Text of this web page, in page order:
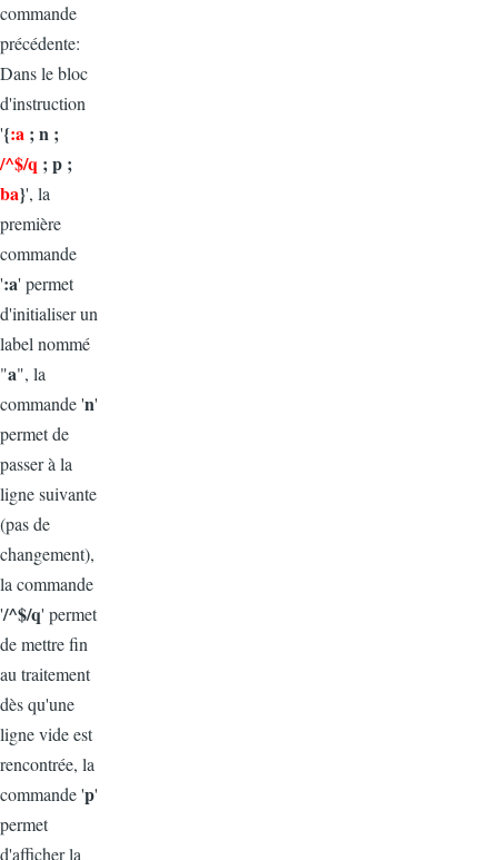
commande
précédente:
Dans le bloc
d'instruction
'{:a ; n ;
/^$/q ; p ;
ba}', la
première
commande
':a' permet
d'initialiser un
label nommé
"a", la
commande 'n'
permet de
passer à la
ligne suivante
(pas de
changement),
la commande
'/^$/q' permet
de mettre fin
au traitement
dès qu'une
ligne vide est
rencontrée, la
commande 'p'
permet
d'afficher la